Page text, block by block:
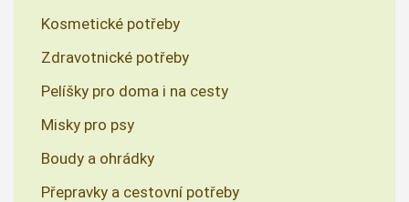
Kosmetické potřeby
Zdravotnické potřeby
Pelíšky pro doma i na cesty
Misky pro psy
Boudy a ohrádky
Přepravky a cestovní potřeby